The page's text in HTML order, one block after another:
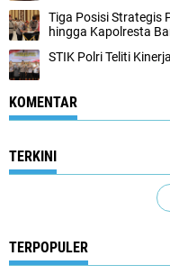
Tiga Posisi Strategis
hingga Kapolresta
STIK Polri Teliti
KOMENTAR
TERKINI
TERPOPULER